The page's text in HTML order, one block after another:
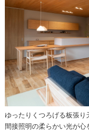
ゆったりくつろげる板張り
間接照明の柔らかい光が心